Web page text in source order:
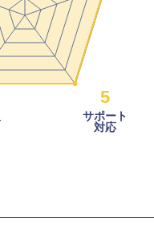
5
サポート
対応